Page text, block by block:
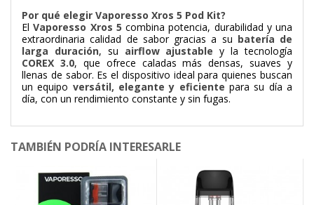
Por qué elegir Vaporesso Xros 5 Pod Kit?
ElVaporesso Xros 5 combina potencia, durabilidad y una
extraordinaria calidad de sabor gracias a su batería de
larga duración, su airflow ajustable y la tecnología
COREX 3.0, que ofrece caladas más densas, suaves y
llenas de sabor. Es el dispositivo ideal para quienes buscan
un equipo versátil, elegante y eficiente para su día a
día, con un rendimiento constante y sin fugas.
TAMBIÉN PODRÍA INTERESARLE